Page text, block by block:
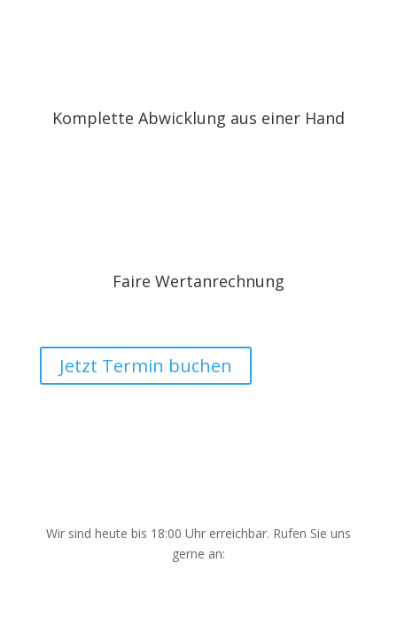
Komplette Abwicklung aus einer Hand
Faire Wertanrechnung
Jetzt Termin buchen
Wir sind heute bis 18:00 Uhr erreichbar. Rufen Sie uns
gerne an: